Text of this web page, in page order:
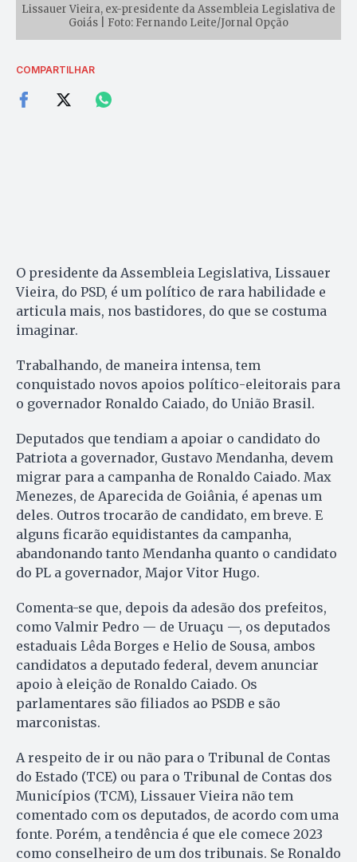
Lissauer Vieira, ex-presidente da Assembleia Legislativa de
Goiás | Foto: Fernando Leite/Jornal Opção
COMPARTILHAR
O presidente da Assembleia Legislativa, Lissauer
Vieira, do PSD, é um político de rara habilidade e
articula mais, nos bastidores, do que se costuma
imaginar.
Trabalhando, de maneira intensa, tem
conquistado novos apoios político-eleitorais para
o governador Ronaldo Caiado, do União Brasil.
Deputados que tendiam a apoiar o candidato do
Patriota a governador, Gustavo Mendanha, devem
migrar para a campanha de Ronaldo Caiado. Max
Menezes, de Aparecida de Goiânia, é apenas um
deles. Outros trocarão de candidato, em breve. E
alguns ficarão equidistantes da campanha,
abandonando tanto Mendanha quanto o candidato
do PL a governador, Major Vitor Hugo.
Comenta-se que, depois da adesão dos prefeitos,
como Valmir Pedro — de Uruaçu —, os deputados
estaduais Lêda Borges e Helio de Sousa, ambos
candidatos a deputado federal, devem anunciar
apoio à eleição de Ronaldo Caiado. Os
parlamentares são filiados ao PSDB e são
marconistas.
A respeito de ir ou não para o Tribunal de Contas
do Estado (TCE) ou para o Tribunal de Contas dos
Municípios (TCM), Lissauer Vieira não tem
comentado com os deputados, de acordo com uma
fonte. Porém, a tendência é que ele comece 2023
como conselheiro de um dos tribunais. Se Ronaldo